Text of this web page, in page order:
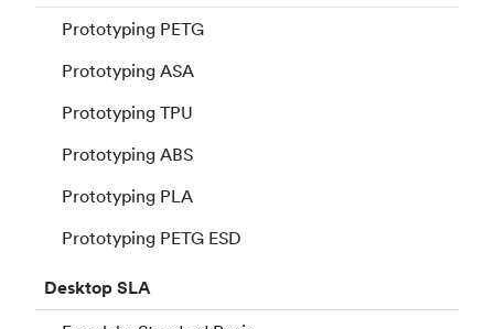
Prototyping PETG
Prototyping ASA
Prototyping TPU
Prototyping ABS
Prototyping PLA
Prototyping PETG ESD
DesktopSLA